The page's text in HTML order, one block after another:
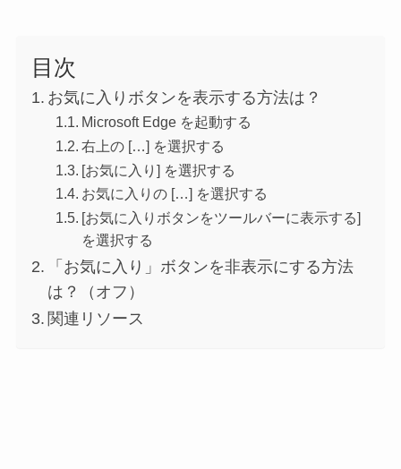
目次
お気に入りボタンを表示する方法は？
Microsoft Edge を起動する
右上の […] を選択する
[お気に入り] を選択する
お気に入りの […] を選択する
[お気に入りボタンをツールバーに表示する]
を選択する
「お気に入り」ボタンを非表示にする方法
は？（オフ）
関連リソース